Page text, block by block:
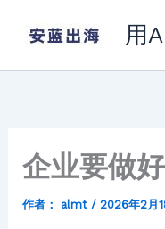
用
企业要做
作者： almt / 2026年2月